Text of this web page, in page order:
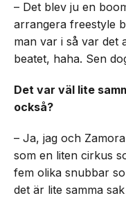
– Det blev ju en
arrangera freestyle
man var i så var det
beatet, haha. Sen
Det var väl lite
också?
– Ja, jag och
som en liten cirkus
fem olika snubbar
det är lite samma